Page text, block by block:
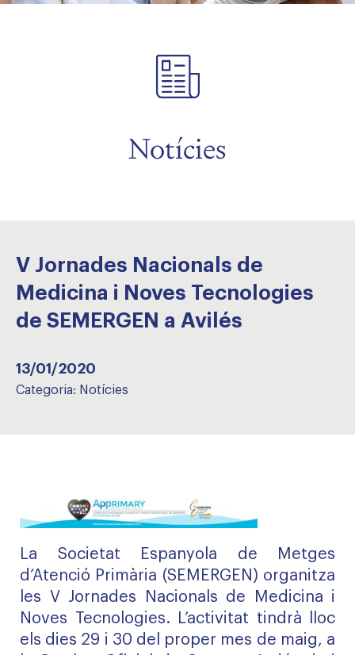
Notícies
V Jornades Nacionals de
Medicina i Noves Tecnologies
de SEMERGEN a Avilés
13/01/2020
Categoria: Notícies
La Societat Espanyola de Metges
d’Atenció Primària (SEMERGEN) organitza
les V Jornades Nacionals de Medicina i
Noves Tecnologies. L’activitat tindrà lloc
els dies 29 i 30 del proper mes de maig, a